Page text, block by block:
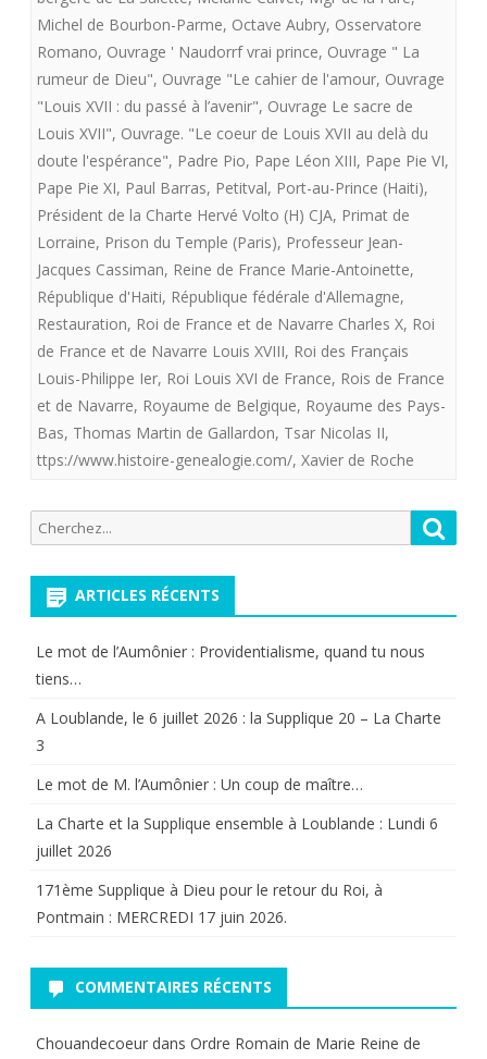
Michel de Bourbon-Parme, Octave Aubry, Osservatore
Romano, Ouvrage ' Naudorrf vrai prince, Ouvrage " La
rumeur de Dieu", Ouvrage "Le cahier de l'amour, Ouvrage
"Louis XVII : du passé à l’avenir", Ouvrage Le sacre de
Louis XVII", Ouvrage. "Le coeur de Louis XVII au delà du
doute l'espérance", Padre Pio, Pape Léon XIII, Pape Pie VI,
Pape Pie XI, Paul Barras, Petitval, Port-au-Prince (Haiti),
Président de la Charte Hervé Volto (H) CJA, Primat de
Lorraine, Prison du Temple (Paris), Professeur Jean-
Jacques Cassiman, Reine de France Marie-Antoinette,
République d'Haiti, République fédérale d'Allemagne,
Restauration, Roi de France et de Navarre Charles X, Roi
de France et de Navarre Louis XVIII, Roi des Français
Louis-Philippe Ier, Roi Louis XVI de France, Rois de France
et de Navarre, Royaume de Belgique, Royaume des Pays-
Bas, Thomas Martin de Gallardon, Tsar Nicolas II,
ttps://www.histoire-genealogie.com/, Xavier de Roche
Recherche
pour:
ARTICLES RÉCENTS
Le mot de l’Aumônier : Providentialisme, quand tu nous
tiens…
A Loublande, le 6 juillet 2026 : la Supplique 20 – La Charte
3
Le mot de M. l’Aumônier : Un coup de maître…
La Charte et la Supplique ensemble à Loublande : Lundi 6
juillet 2026
171ème Supplique à Dieu pour le retour du Roi, à
Pontmain : MERCREDI 17 juin 2026.
COMMENTAIRES RÉCENTS
Chouandecoeur dans Ordre Romain de Marie Reine de